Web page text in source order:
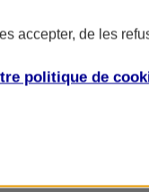
accepter, de les
politique de